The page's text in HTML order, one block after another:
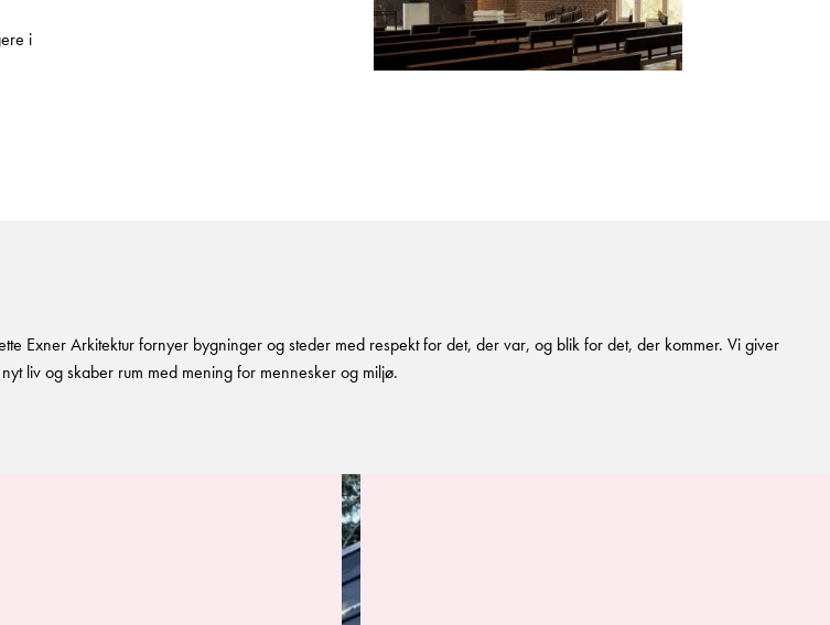
i
Exner Arkitektur fornyer bygninger og steder med respekt for det, der var, og blik for det, der kommer. Vi giver
liv og skaber rum med mening for mennesker og miljø.